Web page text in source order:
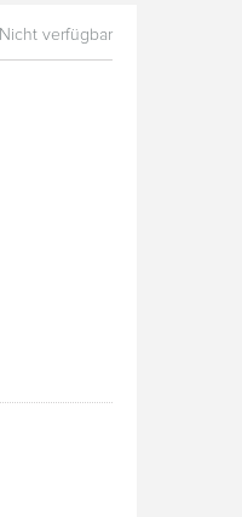
Nicht verfügbar